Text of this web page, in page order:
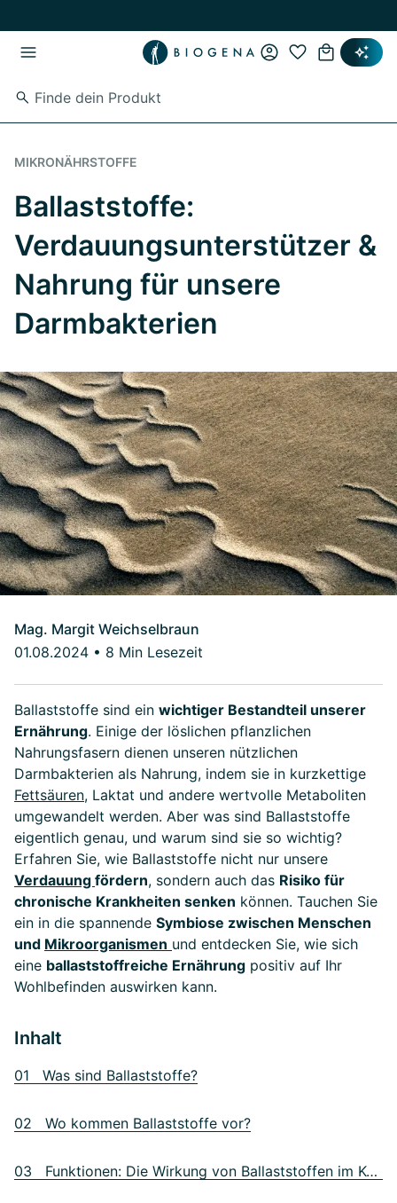
MIKRONÄHRSTOFFE
Ballaststoffe:
Verdauungsunterstützer &
Nahrung für unsere
Darmbakterien
Mag. Margit Weichselbraun
01.08.2024 • 8 Min Lesezeit
Ballaststoffe sind ein wichtiger Bestandteil unserer
Ernährung. Einige der löslichen pflanzlichen
Nahrungsfasern dienen unseren nützlichen
Darmbakterien als Nahrung, indem sie in kurzkettige
Fettsäuren, Laktat und andere wertvolle Metaboliten
umgewandelt werden. Aber was sind Ballaststoffe
eigentlich genau, und warum sind sie so wichtig?
Erfahren Sie, wie Ballaststoffe nicht nur unsere
Verdauung fördern, sondern auch das Risiko für
chronische Krankheiten senken können. Tauchen Sie
ein in die spannende Symbiose zwischen Menschen
und Mikroorganismen und entdecken Sie, wie sich
eine ballaststoffreiche Ernährung positiv auf Ihr
Wohlbefinden auswirken kann.
Inhalt
01 Was sind Ballaststoffe?
02 Wo kommen Ballaststoffe vor?
03 Funktionen: Die Wirkung von Ballaststoffen im Körper